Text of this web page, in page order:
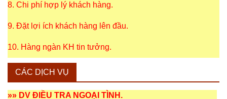
8. Chi phí hợp lý khách hàng.
9. Đặt lợi ích khách hàng lên đầu.
10. Hàng ngàn KH tin tưởng.
CÁC DỊCH VỤ
»» DV ĐIỀU TRA NGOẠI TÌNH .